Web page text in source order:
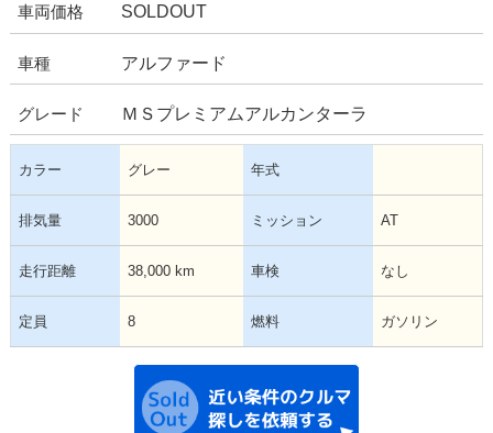
車両価格 SOLDOUT
車種 アルファード
グレード ＭＳプレミアムアルカンターラ
カラー グレー 年式
排気量 3000 ミッション AT
走行距離 38,000 km 車検 なし
定員 8 燃料 ガソリン